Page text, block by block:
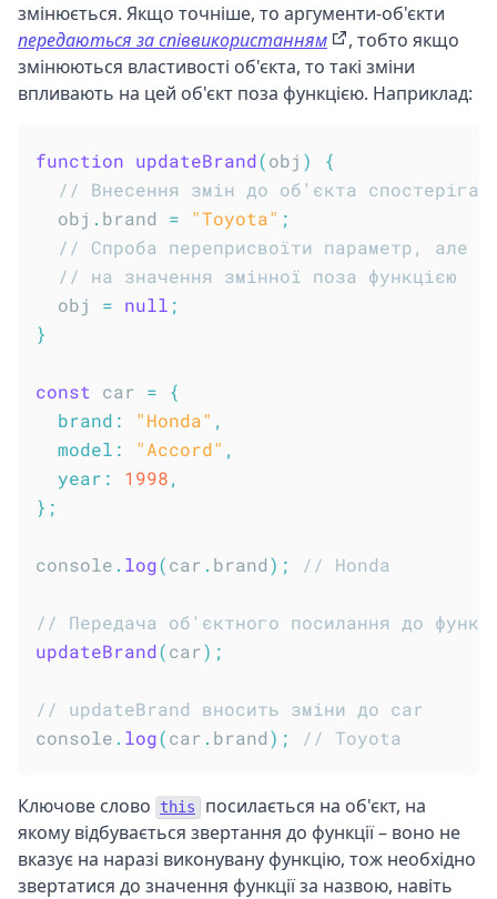
змінюється. Якщо точніше, то аргументи-об'єкти
передаються за співвикористанням
, тобто якщо
змінюються властивості об'єкта, то такі зміни
впливають на цей об'єкт поза функцією. Наприклад:
function updateBrand(obj )
{
// Внесення змін до об'єкта
  obj
. brand = "Toyota" ;
// Спроба переприсвоїти параметр, але
// на значення змінної поза функцією
  obj
= null ;
}
const car =
{
brand : "Honda" ,
model : "Accord" ,
year : 1998,
} ;
console . log(car . brand) ; // Honda
// Передача об'єктного посилання до
updateBrand(car) ;
// updateBrand вносить зміни до car
console . log(car . brand) ; // Toyota
Ключове слово this
посилається на об'єкт, на
якому відбувається звертання до функції – воно не
вказує на наразі виконувану функцію, тож необхідно
звертатися до значення функції за назвою, навіть